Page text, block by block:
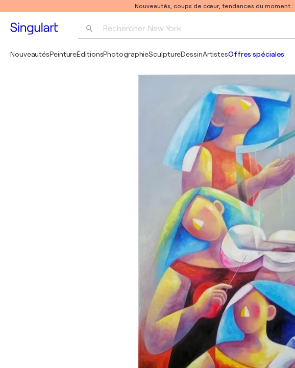
Nouveautés, coups de cœur, tendances du moment :
Rechercher New York
NouveautésPeintureÉditionsPhotographieSculptureDessinArtistesOffres spéciales